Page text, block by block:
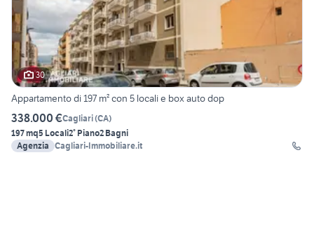
30
Appartamento di 197 m² con 5 locali e box auto dop
338.000 €Cagliari(CA)
197 mq5 Locali2° Piano2 Bagni
Agenzia Cagliari-Immobiliare.it